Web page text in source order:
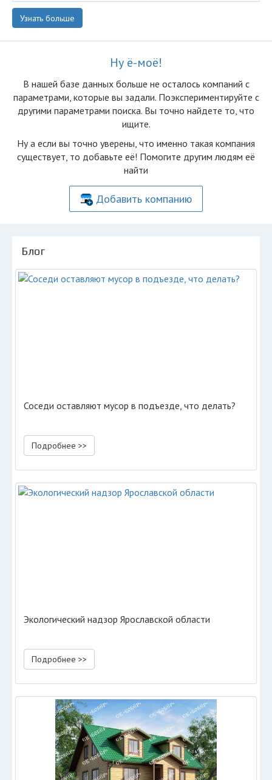
Узнать больше
Ну ё-моё!
В нашей базе данных больше не осталоcь компаний с
параметрами, которые вы задали. Поэкспериментируйте с
другими параметрами поиска. Вы точно найдете то, что
ищите.
Ну а если вы точно уверены, что именно такая компания
существует, то добавьте её! Помогите другим людям её
найти
Добавить компанию
Блог
Соседи оставляют мусор в подъезде, что делать?
Подробнее >>
Экологический надзор Ярославской области
Подробнее >>